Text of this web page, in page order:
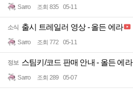
Sarro 조회 835 05-11
소식 출시 트레일러 영상 - 올든 에라
Sarro 조회 772 05-11
정보 스팀키/코드 판매 안내 - 올든 에라
Sarro 조회 289 05-07